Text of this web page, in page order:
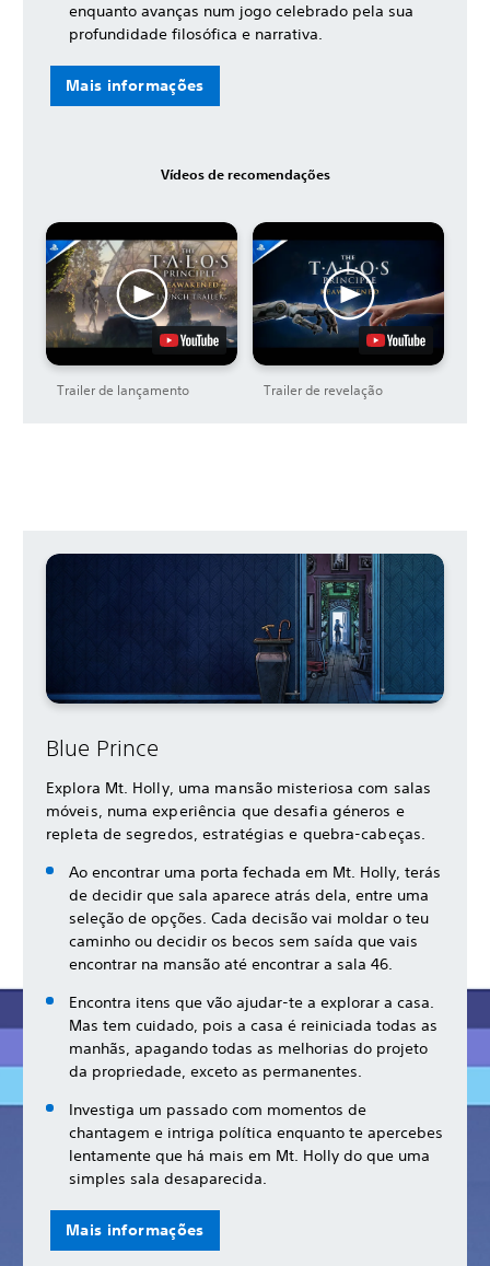
enquanto avanças num jogo celebrado pela sua
profundidade filosófica e narrativa.
Mais informações
Vídeos de recomendações
Trailer de lançamento Trailer de revelação
Blue Prince
Explora Mt. Holly, uma mansão misteriosa com salas
móveis, numa experiência que desafia géneros e
repleta de segredos, estratégias e quebra-cabeças.
Ao encontrar uma porta fechada em Mt. Holly, terás
de decidir que sala aparece atrás dela, entre uma
seleção de opções. Cada decisão vai moldar o teu
caminho ou decidir os becos sem saída que vais
encontrar na mansão até encontrar a sala 46.
Encontra itens que vão ajudar-te a explorar a casa.
Mas tem cuidado, pois a casa é reiniciada todas as
manhãs, apagando todas as melhorias do projeto
da propriedade, exceto as permanentes.
Investiga um passado com momentos de
chantagem e intriga política enquanto te apercebes
lentamente que há mais em Mt. Holly do que uma
simples sala desaparecida.
Mais informações